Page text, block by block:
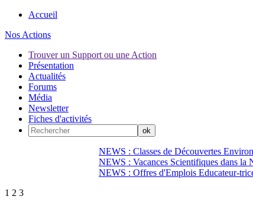
Accueil
Nos Actions
Trouver un Support ou une Action
Présentation
Actualités
Forums
Média
Newsletter
Fiches d'activités
NEWS : Classes de Découvertes
NEWS : Vacances Scientifiques dans la
NEWS : Offres d'Emplois Educateur-
1 2 3